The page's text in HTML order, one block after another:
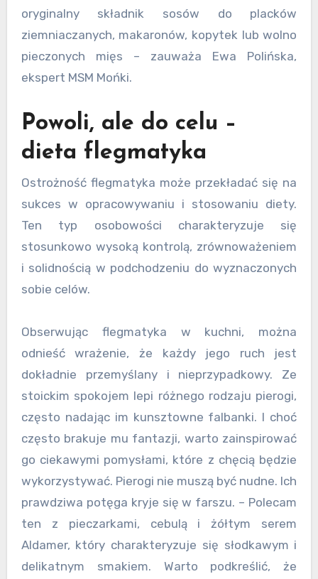
oryginalny składnik sosów do placków
ziemniaczanych, makaronów, kopytek lub wolno
pieczonych mięs – zauważa Ewa Polińska,
ekspert MSM Mońki.
Powoli, ale do celu –
dieta flegmatyka
Ostrożność flegmatyka może przekładać się na
sukces w opracowywaniu i stosowaniu diety.
Ten typ osobowości charakteryzuje się
stosunkowo wysoką kontrolą, zrównoważeniem
i solidnością w podchodzeniu do wyznaczonych
sobie celów.
Obserwując flegmatyka w kuchni, można
odnieść wrażenie, że każdy jego ruch jest
dokładnie przemyślany i nieprzypadkowy. Ze
stoickim spokojem lepi różnego rodzaju pierogi,
często nadając im kunsztowne falbanki. I choć
często brakuje mu fantazji, warto zainspirować
go ciekawymi pomysłami, które z chęcią będzie
wykorzystywać. Pierogi nie muszą być nudne. Ich
prawdziwa potęga kryje się w farszu. – Polecam
ten z pieczarkami, cebulą i żółtym serem
Aldamer, który charakteryzuje się słodkawym i
delikatnym smakiem. Warto podkreślić, że